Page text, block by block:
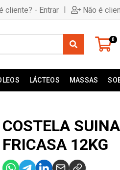
cliente? - Entrar | Não é
0
LÁCTEOS MASSAS
COSTELA
FRICASA 12KG